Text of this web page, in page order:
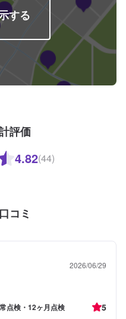
する
評価
4.82(44)
コミ
2026/06/29
点検・12ヶ月点検 5